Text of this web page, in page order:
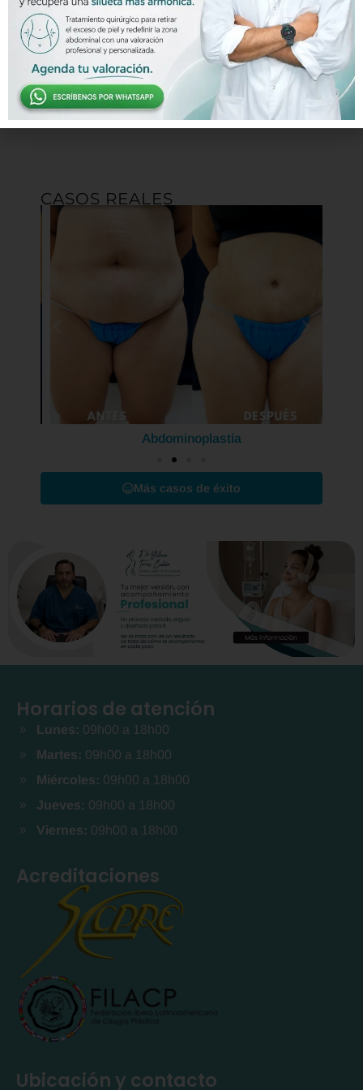
dólares y
el resto
del valor
el día de
la cirugía.
CASOS REALES
Abdominoplastia
Más casos de éxito
Horarios de atención
Lunes: 09h00 a 18h00
Martes: 09h00 a 18h00
Miércoles: 09h00 a 18h00
Jueves: 09h00 a 18h00
Viernes: 09h00 a 18h00
Acreditaciones
Ubicación y contacto